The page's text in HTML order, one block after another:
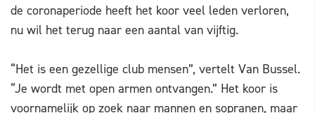
de coronaperiode heeft het koor veel leden verloren,
nu wil het terug naar een aantal van vijftig.
“Het is een gezellige club mensen”, vertelt Van Bussel.
“Je wordt met open armen ontvangen.” Het koor is
voornamelijk op zoek naar mannen en sopranen, maar